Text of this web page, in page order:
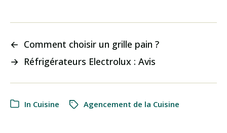
← Comment choisir un grille pain ?
→ Réfrigérateurs Electrolux : Avis
In Cuisine Agencement de la Cuisine